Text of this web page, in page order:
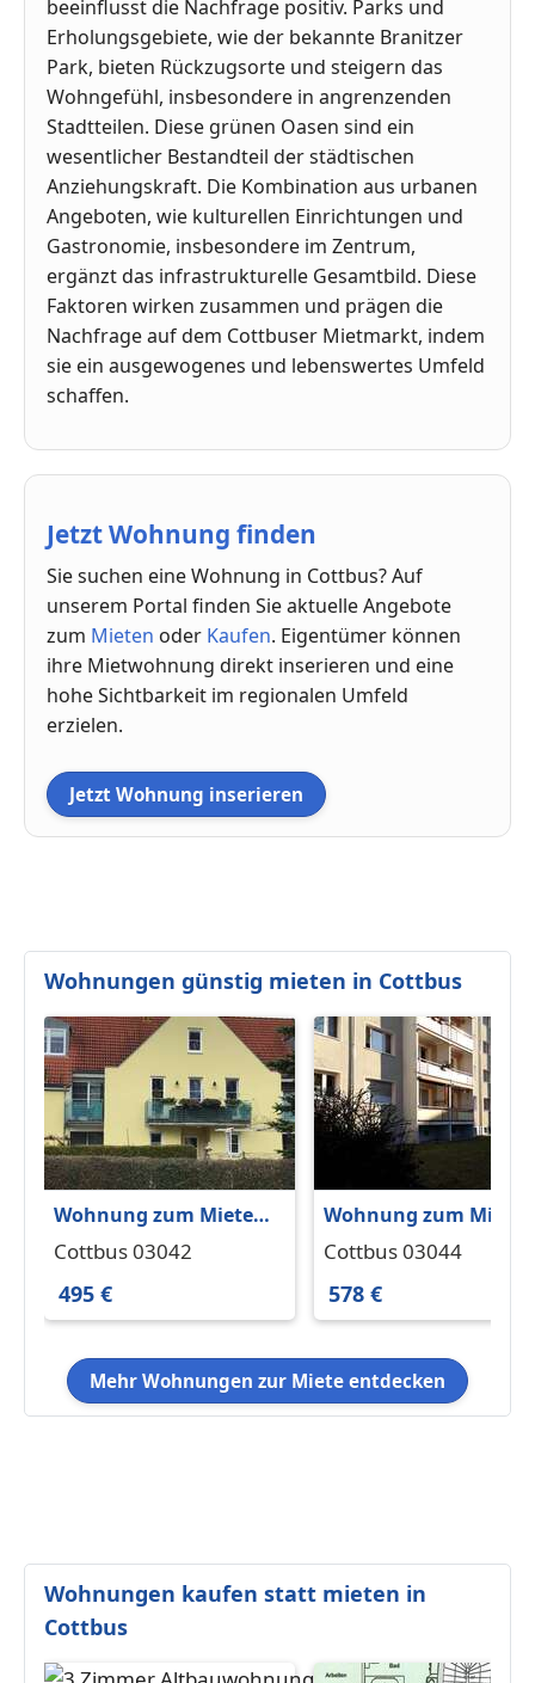
beeinflusst die Nachfrage positiv. Parks und
Erholungsgebiete, wie der bekannte Branitzer
Park, bieten Rückzugsorte und steigern das
Wohngefühl, insbesondere in angrenzenden
Stadtteilen. Diese grünen Oasen sind ein
wesentlicher Bestandteil der städtischen
Anziehungskraft. Die Kombination aus urbanen
Angeboten, wie kulturellen Einrichtungen und
Gastronomie, insbesondere im Zentrum,
ergänzt das infrastrukturelle Gesamtbild. Diese
Faktoren wirken zusammen und prägen die
Nachfrage auf dem Cottbuser Mietmarkt, indem
sie ein ausgewogenes und lebenswertes Umfeld
schaffen.
Jetzt Wohnung finden
Sie suchen eine Wohnung in Cottbus? Auf
unserem Portal finden Sie aktuelle Angebote
zum Mieten oder Kaufen. Eigentümer können
ihre Mietwohnung direkt inserieren und eine
hohe Sichtbarkeit im regionalen Umfeld
erzielen.
Jetzt Wohnung inserieren
Wohnungen günstig mieten in Cottbus
Wohnung zum Mieten
in Cottbus 495 € 42 m²
Cottbus 03042
495 €
Wohnung zum Mieten
in Cottbus 578 € 60 m²
Cottbus 03044
578 €
Mehr Wohnungen zur Miete entdecken
Wohnungen kaufen statt mieten in
Cottbus